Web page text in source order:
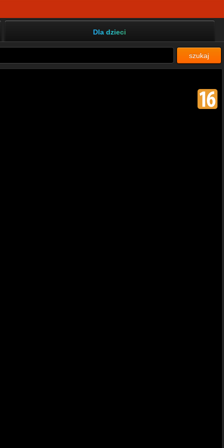
Dla dzieci
szukaj